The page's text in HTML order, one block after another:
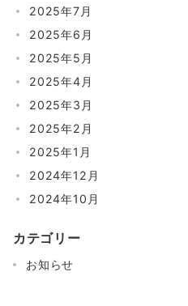
2025年7月
2025年6月
2025年5月
2025年4月
2025年3月
2025年2月
2025年1月
2024年12月
2024年10月
カテゴリー
お知らせ